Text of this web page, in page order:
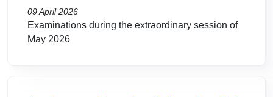
09 April 2026
Examinations during the extraordinary session of
May 2026